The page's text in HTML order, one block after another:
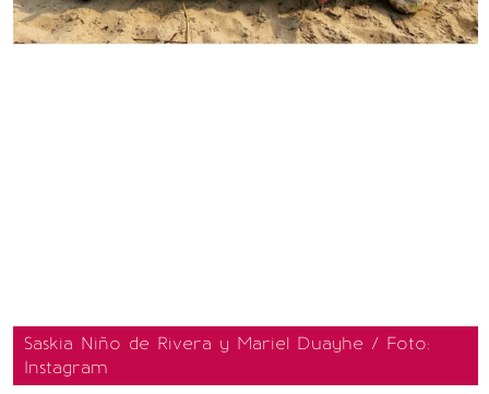
Saskia Niño de Rivera y Mariel Duayhe / Foto:
Instagram